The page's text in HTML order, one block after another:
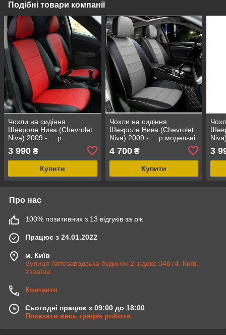
Подібні товари компанії
Чохли на сидіння
Шевроле Нива (Chevrolet
Niva) 2009 - ... р
підголовник)
3 990 ₴
Купити
Чохли на сидіння
Шевроле Нива (Chevrolet
Niva) 2009 - ... р модельні
сірий, графіт
4 700₴
Купити
3
Про нас
100% позитивних з 13 відгуків за рік
Працює з 24.01.2022
м. Київ
Вулиця Автозаводська будинок 2 індекс 04074, Київ,
Україна
Контакти
Сьогодні працює з 09:00 до 18:00
Показати весь графік роботи